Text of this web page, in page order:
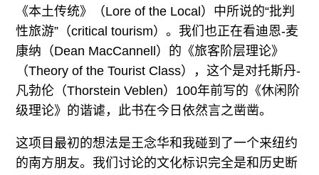
《本土传统》（Lore of the Local）中所说的“批判
性旅游”（critical tourism）。我们也正在看迪恩-麦
康纳（Dean MacCannell）的《旅客阶层理论》
（Theory of the Tourist Class），这个是对托斯丹-
凡勃伦（Thorstein Veblen）100年前写的《休闲阶
级理论》的谐谑，此书在今日依然言之凿凿。
这项目最初的想法是王念华和我碰到了一个来纽约
的南方朋友。我们讨论的文化标识完全是和历史断